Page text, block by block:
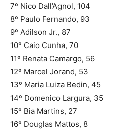
7º Nico Dall’Agnol, 104
8º Paulo Fernando, 93
9º Adilson Jr., 87
10º Caio Cunha, 70
11º Renata Camargo, 56
12º Marcel Jorand, 53
13º Maria Luiza Bedin, 45
14º Domenico Largura, 35
15º Bia Martins, 27
16º Douglas Mattos, 8